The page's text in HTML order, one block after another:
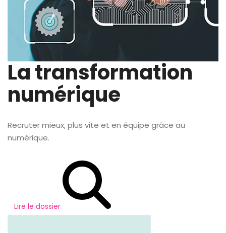
La transformation
numérique
Recruter mieux, plus vite et en équipe grâce au
numérique.
Lire le dossier